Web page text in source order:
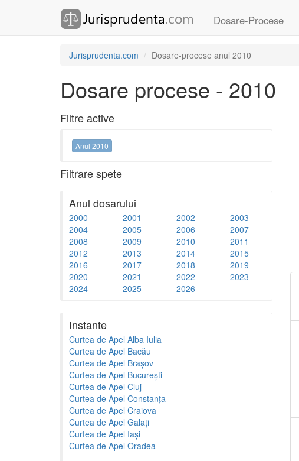
Dosare-Procese
Jurisprudenta.com Dosare-procese anul 2010
Dosare procese - 2010
Filtre active
Anul 2010
Filtrare spete
Anul dosarului
2000 2001 2002
2003
2004
2005 2006
2007
2008
2009 2010
2011
2012
2013 2014
2015
2016
2017 2018
2019
2020
2021 2022
2023
2024
2025 2026
Instante
Curtea de Apel Alba Iulia
Curtea de Apel Bacău
Curtea de Apel Brașov
Curtea de Apel București
Curtea de Apel Cluj
Curtea de Apel Constanța
Curtea de Apel Craiova
Curtea de Apel Galați
Curtea de Apel Iași
Curtea de Apel Oradea